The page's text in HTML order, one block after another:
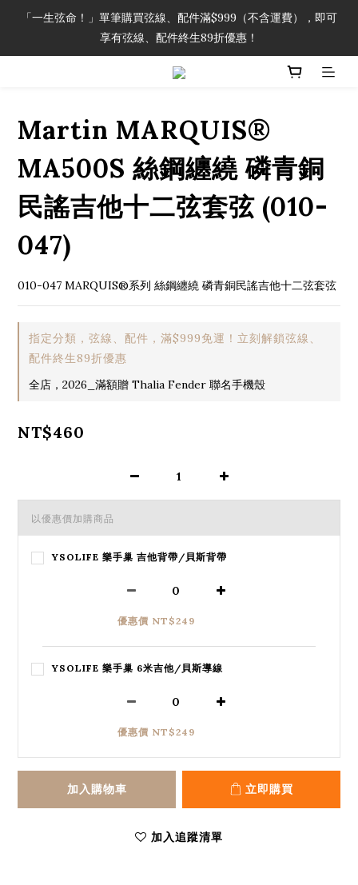
「一生弦命！」單筆購買弦線、配件滿$999（不含運費），即可
享有弦線、配件終生89折優惠！
「一生弦命！」單筆購買弦線、配件滿$999（不含運費），即可
享有弦線、配件終生89折優惠！
加入會員即領2000元購物金。 加入購物車查看更多折扣！
「一生弦命！」單筆購買弦線、配件滿$999（不含運費），即可
享有弦線、配件終生89折優惠！
Martin MARQUIS®
MA500S 絲鋼纏繞 磷青銅
民謠吉他十二弦套弦 (010-
047)
010-047 MARQUIS®系列 絲鋼纏繞 磷青銅民謠吉他十二弦套弦
指定分類，弦線、配件，滿$999免運！立刻解鎖弦線、
配件終生89折優惠
全店，2026_滿額贈 Thalia Fender 聯名手機殼
NT$460
以優惠價加購商品
YSOLIFE 樂手巢 吉他背帶/貝斯背帶
優惠價 NT$249
YSOLIFE 樂手巢 6米吉他/貝斯導線
優惠價 NT$249
加入購物車 立即購買
加入追蹤清單